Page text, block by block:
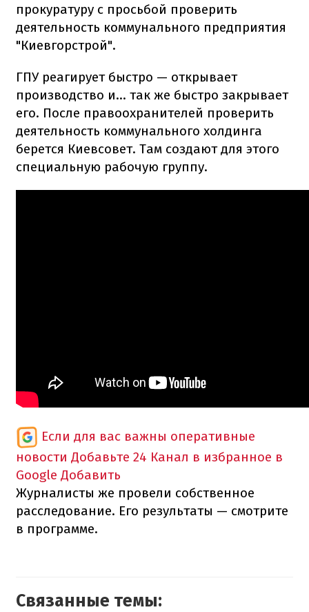
прокуратуру с просьбой проверить
деятельность коммунального предприятия
"Киевгорстрой".
ГПУ реагирует быстро — открывает
производство и... так же быстро закрывает
его. После правоохранителей проверить
деятельность коммунального холдинга
берется Киевсовет. Там создают для этого
специальную рабочую группу.
Если для вас важны оперативные
новости Добавьте 24 Канал в избранное в
Google Добавить
Журналисты же провели собственное
расследование. Его результаты — смотрите
в программе.
Связанные темы: